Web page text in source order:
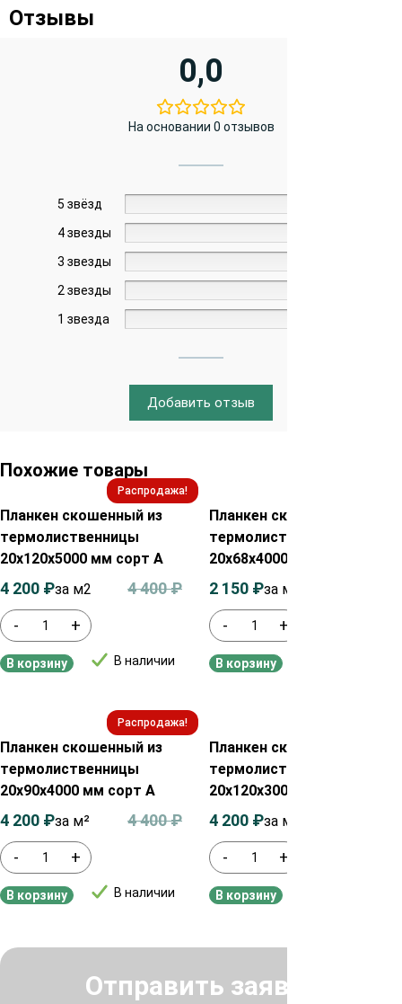
Отзывы
0,0
На основании 0 отзывов
5 звёзд
4 звезды
3 звезды
2 звезды
1 звезда
Добавить отзыв
Похожие товары
Распродажа!
Планкен скошенный из
термолиственницы
20х120х5000 мм сорт А
- +
В наличии
4 400₽
4 200 ₽за м2
В корзину
Планкен скошенный из
термолиственницы
20х68х4000 мм сорт А
- +
2 150 ₽за м²
В корзину
Распродажа!
Планкен скошенный из
термолиственницы
20х90х4000 мм сорт А
- +
В наличии
4 400₽
4 200 ₽за м²
В корзину
Планкен скошенный из
термолиственницы
20х120х3000 мм сорт А
- +
4 200 ₽за м2
В корзину
Отправить заявку